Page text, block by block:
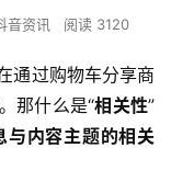
音资讯 阅读 3120
通过购物车分享商
那什么是“相关性”
与内容主题的相关